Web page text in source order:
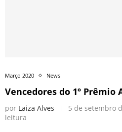
Março 2020 News
Vencedores do 1º
por Laiza Alves 5 de setembro
leitura